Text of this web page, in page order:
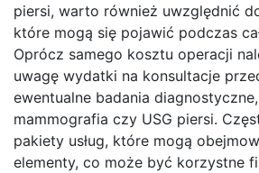
piersi, warto również uwzględnić
które mogą się pojawić podczas
Oprócz samego kosztu operacji
uwagę wydatki na konsultacje
ewentualne badania
mammografia czy USG piersi.
pakiety usług, które mogą
elementy, co może być korzystne